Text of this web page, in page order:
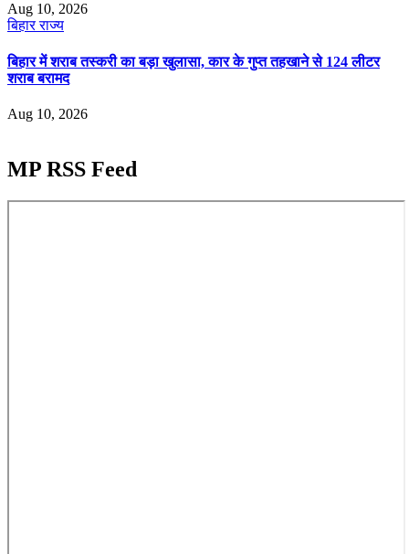
Aug 10, 2026
बिहारराज्य
बिहार में शराब तस्करी का बड़ा खुलासा, कार के गुप्त तहखाने से 124 लीटर
शराब बरामद
Aug 10, 2026
MP RSS Feed